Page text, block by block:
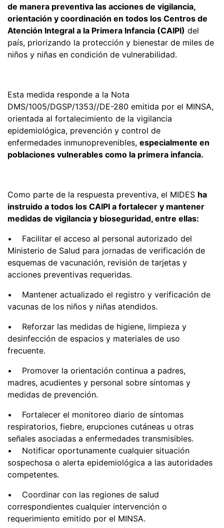
de manera preventiva las acciones de vigilancia,
orientación y coordinación en todos los Centros de
Atención Integral a la Primera Infancia (CAIPI) del
país, priorizando la protección y bienestar de miles de
niños y niñas en condición de vulnerabilidad.
Esta medida responde a la Nota
DMS/1005/DGSP/1353//DE-280 emitida por el MINSA,
orientada al fortalecimiento de la vigilancia
epidemiológica, prevención y control de
enfermedades inmunoprevenibles, especialmente en
poblaciones vulnerables como la primera infancia.
Como parte de la respuesta preventiva, el MIDES ha
instruido a todos los CAIPI a fortalecer y mantener
medidas de vigilancia y bioseguridad, entre ellas:
• Facilitar el acceso al personal autorizado del
Ministerio de Salud para jornadas de verificación de
esquemas de vacunación, revisión de tarjetas y
acciones preventivas requeridas.
• Mantener actualizado el registro y verificación de
vacunas de los niños y niñas atendidos.
• Reforzar las medidas de higiene, limpieza y
desinfección de espacios y materiales de uso
frecuente.
• Promover la orientación continua a padres,
madres, acudientes y personal sobre síntomas y
medidas de prevención.
• Fortalecer el monitoreo diario de síntomas
respiratorios, fiebre, erupciones cutáneas u otras
señales asociadas a enfermedades transmisibles.
• Notificar oportunamente cualquier situación
sospechosa o alerta epidemiológica a las autoridades
competentes.
• Coordinar con las regiones de salud
correspondientes cualquier intervención o
requerimiento emitido por el MINSA.